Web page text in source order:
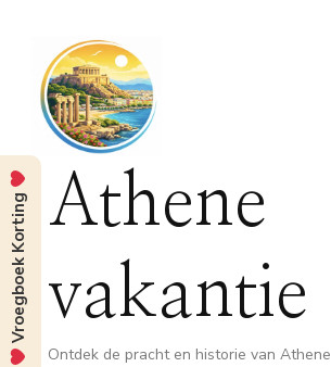
Athene
vakantie
Ontdek de pracht en historie van Athene
Vroegboek Korting